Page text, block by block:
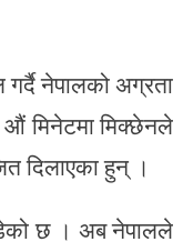
नेपालको अग्रता
मिनेटमा मिक्छेनले
दिलाएका हुन् ।
छ । अब नेपालले